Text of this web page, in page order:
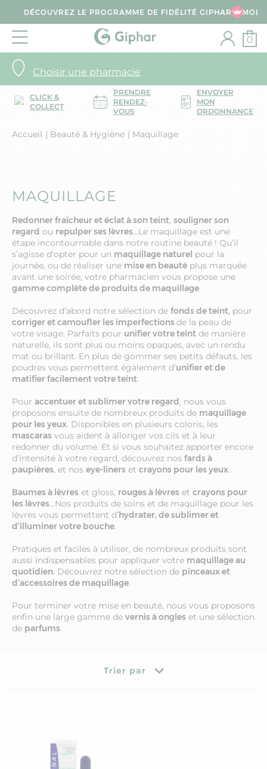
DÉCOUVREZ LE PROGRAMME DE FIDÉLITÉ GIPHAR & MOI
Choisir une pharmacie
0
CLICK &
COLLECT
PRENDRE
RENDEZ-
VOUS
ENVOYER
MON
ORDONNANCE
Accueil Beauté & Hygiène Maquillage
MAQUILLAGE
Redonner fraîcheur et éclat à son teint, souligner son
regard ou repulper ses lèvres…Le maquillage est une
étape incontournable dans notre routine beauté ! Qu’il
s’agisse d'opter pour un maquillage naturel pour la
journée, ou de réaliser une mise en beauté plus marquée
avant une soirée, votre pharmacien vous propose une
gamme complète de produits de maquillage.
Découvrez d’abord notre sélection de fonds de teint, pour
corriger et camoufler les imperfectionsde la peau de
votre visage. Parfaits pour unifier votre teint de manière
naturelle, ils sont plus ou moins opaques, avec un rendu
mat ou brillant. En plus de gommer ses petits défauts, les
poudres vous permettent également d’unifier et de
matifier facilement votre teint.
Pour accentuer et sublimer votre regard, nous vous
proposons ensuite de nombreux produits de maquillage
pour les yeux. Disponibles en plusieurs coloris, les
mascaras vous aident à allonger vos cils et à leur
redonner du volume. Et si vous souhaitez apporter encore
d’intensité à votre regard, découvrez nos fards à
paupières, et nos eye-liners et crayons pour les yeux.
Baumes à lèvres et gloss, rouges à lèvres et crayons pour
les lèvres…Nos produits de soins et de maquillage pour les
lèvres vous permettent d’hydrater, de sublimer et
d’illuminer votre bouche.
Pratiques et faciles à utiliser, de nombreux produits sont
aussi indispensables pour appliquer votre maquillage au
quotidien. Découvrez notre sélection de pinceaux et
d’accessoires de maquillage.
Pour terminer votre mise en beauté, nous vous proposons
enfin une large gamme de vernis à ongles et une sélection
de parfums.
Trier par